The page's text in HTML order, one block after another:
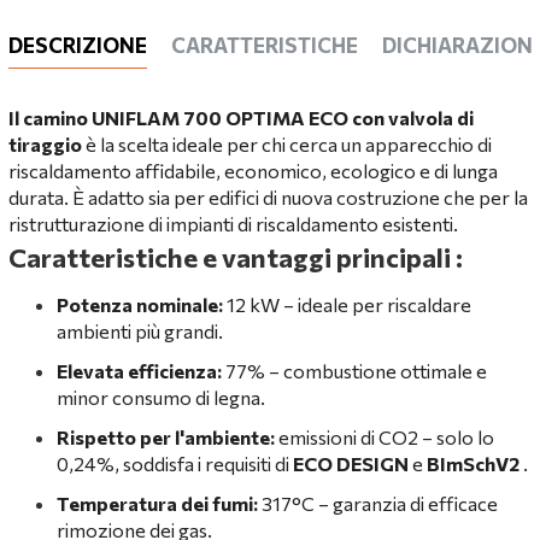
DESCRIZIONE CARATTERISTICHE
Il camino UNIFLAM 700 OPTIMA ECO con valvola di
tiraggioè la scelta ideale per chi cerca un apparecchio di
riscaldamento affidabile, economico, ecologico e di lunga
durata. È adatto sia per edifici di nuova costruzione che per la
ristrutturazione di impianti di riscaldamento esistenti.
Caratteristiche e vantaggi principali :
Potenza nominale:12 kW – ideale per riscaldare
ambienti più grandi.
Elevata efficienza: 77% – combustione ottimale e
minor consumo di legna.
Rispetto per l'ambiente:emissioni di CO2 – solo lo
0,24%, soddisfa i requisiti di ECO DESIGN e BImSchV2 .
Temperatura dei fumi:317°C – garanzia di efficace
rimozione dei gas.